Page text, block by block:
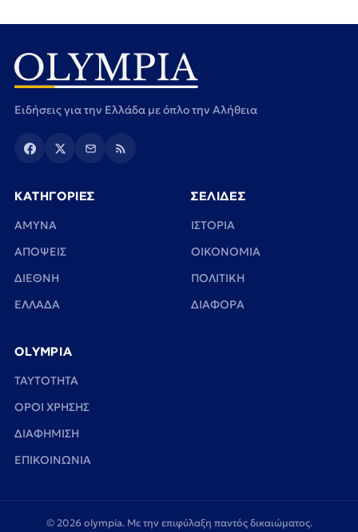
Ειδήσεις για την Ελλάδα με όπλο την Αλήθεια
ΚΑΤΗΓΟΡΙΕΣ
ΑΜΥΝΑ
ΑΠΟΨΕΙΣ
ΔΙΕΘΝΗ
ΕΛΛΑΔΑ
ΣΕΛΙΔΕΣ
ΙΣΤΟΡΙΑ
ΟΙΚΟΝΟΜΙΑ
ΠΟΛΙΤΙΚΗ
ΔΙΑΦΟΡΑ
OLYMPIA
TAYTOTHTA
ΟΡΟΙ ΧΡΗΣΗΣ
ΔΙΑΦΗΜΙΣΗ
ΕΠΙΚΟΙΝΩΝΙΑ
© 2026 olympia. Με την επιφύλαξη παντός δικαιώματος.